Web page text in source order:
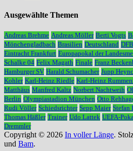
Ausgewählte Themen
Andreas Brehme Andreas Möller Berti Vogts
Mönchengladbach Brasilien Deutschland
Eintracht Frankfurt Europapokal der
Schalke 04 Felix Magath Finale Franz
Hamburger SV Harald Schumacher Jupp
Kohler Karl-Heinz Riedle Karl-Heinz
Matthäus Manfred Kaltz Norbert Nachtweih
Berlin Olympiastadion München Otto
Rudi Völler Schiedsrichter Sepp Maier Stefan
Thomas Häßler Trainer Udo Lattek UEFA-
Dremmler
Copyright © 2026 In voller Länge.
und Bam.